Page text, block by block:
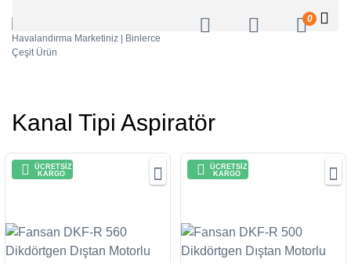
0
Kanal Tipi Aspiratör
ÜCRETSİZ
KARGO
ÜCRETSİZ
KARGO